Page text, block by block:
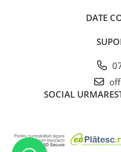
DATE
SOCIAL